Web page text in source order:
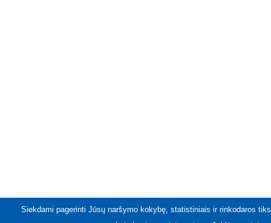
Siekdami pagerinti Jūsų naršymo kokybę, statistiniais ir rinkodaros